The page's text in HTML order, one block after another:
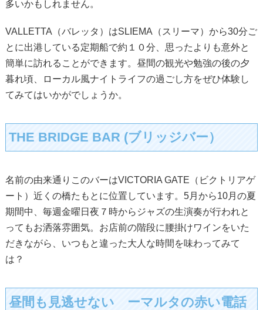
多いかもしれません。
VALLETTA（バレッタ）はSLIEMA（スリーマ）から30分ご
とに出港している定期船で約１０分、思ったよりも意外と
簡単に訪れることができます。昼間の観光や勉強の後の夕
暮れ頃、ローカル風ナイトライフの過ごし方をぜひ体験し
てみてはいかがでしょうか。
THE BRIDGE BAR (ブリッジバー）
名前の由来通りこのバーはVICTORIA GATE（ビクトリアゲ
ート）近くの橋たもとに位置しています。5月から10月の夏
期間中、毎週金曜日夜７時からジャズの生演奏が行われと
ってもお洒落雰囲気。お店前の階段に腰掛けワインをいた
だきながら、いつもと違った大人な時間を味わってみて
は？
昼間も見逃せない ーマルタの赤い電話